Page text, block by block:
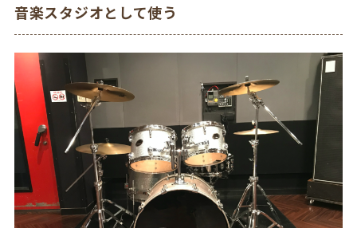
音楽スタジオとして使う